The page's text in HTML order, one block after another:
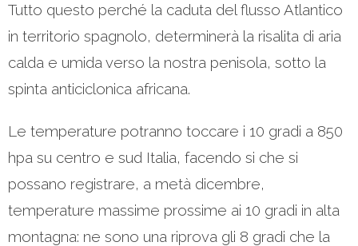
Tutto questo perché la caduta del flusso Atlantico
in territorio spagnolo, determinerà la risalita di aria
calda e umida verso la nostra penisola, sotto la
spinta anticiclonica africana.
Le temperature potranno toccare i 10 gradi a 850
hpa su centro e sud Italia, facendo si che si
possano registrare, a metà dicembre,
temperature massime prossime ai 10 gradi in alta
montagna: ne sono una riprova gli 8 gradi che la